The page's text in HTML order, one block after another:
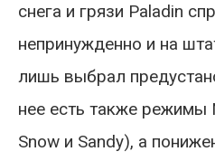
снега и грязи Paladin
непринужденно и на
лишь выбрал
нее есть также режимы
Snow и Sandy), а